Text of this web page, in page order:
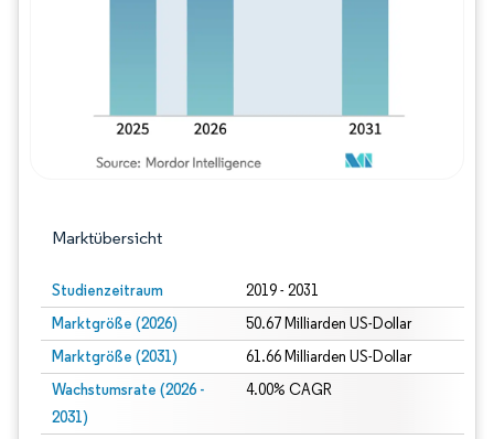
Marktübersicht
Studienzeitraum 2019 - 2031
Marktgröße (2026) 50.67 Milliarden US-Dollar
Marktgröße (2031) 61.66 Milliarden US-Dollar
Wachstumsrate (2026 -
2031)
4.00% CAGR